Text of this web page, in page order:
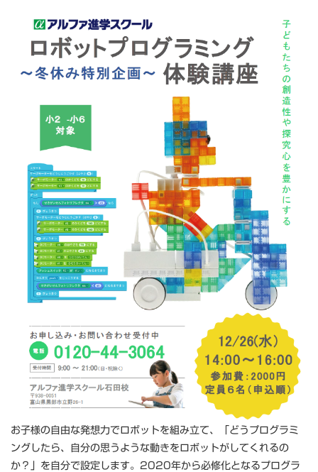
お子様の自由な発想力でロボットを組み立て、「どうプログラミ
ングしたら、自分の思うような動きをロボットがしてくれるの
か？」を自分で設定します。2020年から必修化となるプログラ